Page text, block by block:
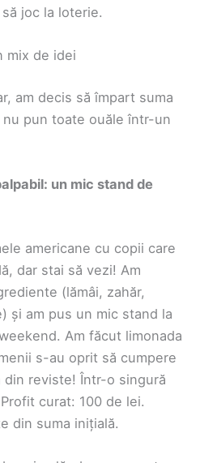
joc la loterie.
mix de idei
am decis să împart suma
pun toate ouăle într-un
un mic stand de
americane cu copii care
dar stai să vezi! Am
(lămâi, zahăr,
și am pus un mic stand la
Am făcut limonada
s-au oprit să cumpere
din reviste! Într-o singură
curat: 100 de lei.
din suma inițială.